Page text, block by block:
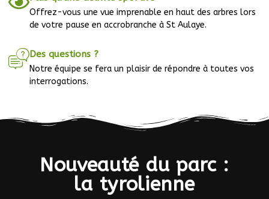
Offrez-vous une vue imprenable en haut des arbres lors
de votre pause en accrobranche à St Aulaye.
Des questions ?
Notre équipe se fera un plaisir de répondre à toutes vos
interrogations.
Nouveauté du parc :
la tyrolienne